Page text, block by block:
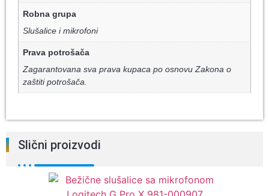
Robna grupa
Slušalice i mikrofoni
Prava potrošača
Zagarantovana sva prava kupaca po osnovu Zakona o
zaštiti potrošača.
Slični proizvodi